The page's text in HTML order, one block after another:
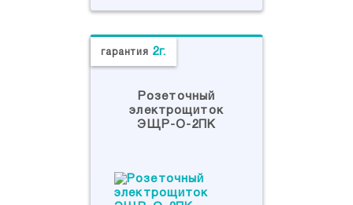
гарантия 2г.
Розеточный
электрощиток
ЭЩР-О-2ПК